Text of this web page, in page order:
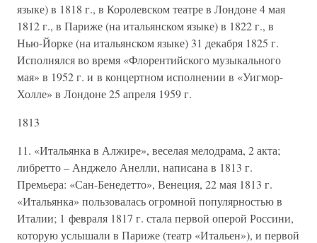
языке) в 1818 г., в Королевском театре в Лондоне 4 мая
1812 г., в Париже (на итальянском языке) в 1822 г., в
Нью-Йорке (на итальянском языке) 31 декабря 1825 г.
Исполнялся во время «Флорентийского музыкального
мая» в 1952 г. и в концертном исполнении в «Уигмор-
Холле» в Лондоне 25 апреля 1959 г.
1813
11. «Итальянка в Алжире», веселая мелодрама, 2 акта;
либретто – Анджело Анелли, написана в 1813 г.
Премьера: «Сан-Бенедетто», Венеция, 22 мая 1813 г.
«Итальянка» пользовалась огромной популярностью в
Италии; 1 февраля 1817 г. стала первой оперой Россини,
которую услышали в Париже (театр «Итальен»), и первой